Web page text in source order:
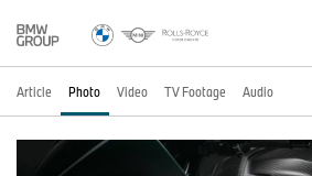
Article Photo Video TV Footage Audio